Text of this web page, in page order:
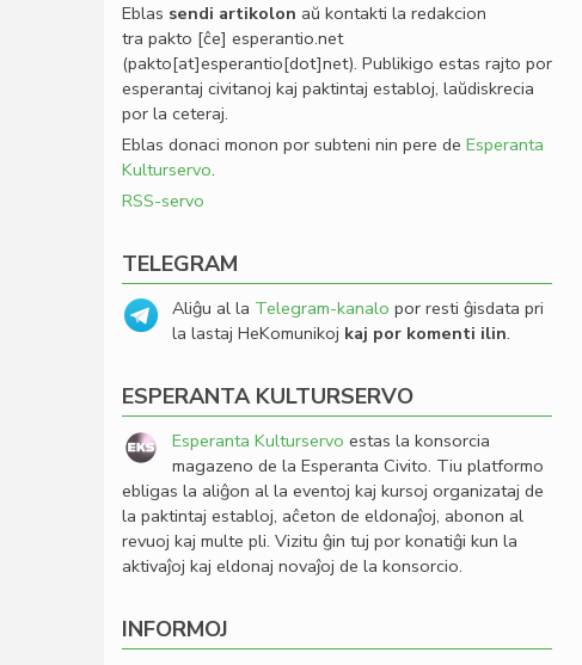
Eblas sendi artikolon aŭ kontakti la redakcion
tra pakto [ĉe] esperantio.net
(pakto[at]esperantio[dot]net). Publikigo estas rajto por
esperantaj civitanoj kaj paktintaj establoj, laŭdiskrecia
por la ceteraj.
Eblas donaci monon por subteni nin pere de Esperanta
Kulturservo.
RSS-servo
TELEGRAM
Aliĝu al la Telegram-kanalo por resti ĝisdata pri
la lastaj HeKomunikoj kaj por komenti ilin.
ESPERANTA KULTURSERVO
Esperanta Kulturservo estas la konsorcia
magazeno de la Esperanta Civito. Tiu platformo
ebligas la aliĝon al la eventoj kaj kursoj organizataj de
la paktintaj establoj, aĉeton de eldonaĵoj, abonon al
revuoj kaj multe pli. Vizitu ĝin tuj por konatiĝi kun la
aktivaĵoj kaj eldonaj novaĵoj de la konsorcio.
INFORMOJ